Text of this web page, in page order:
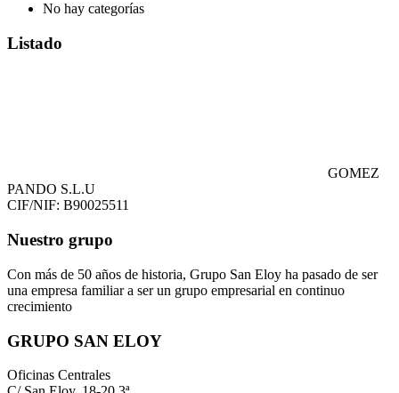
No hay categorías
Listado
GOMEZ
PANDO S.L.U
CIF/NIF: B90025511
Nuestro grupo
Con más de 50 años de historia, Grupo San Eloy ha pasado de ser
una empresa familiar a ser un grupo empresarial en continuo
crecimiento
GRUPO SAN ELOY
Oficinas Centrales